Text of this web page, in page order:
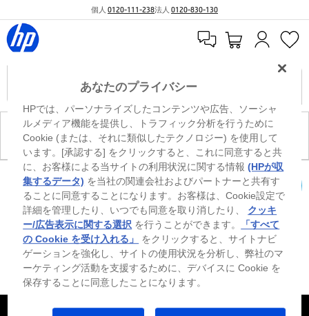
個人 0120-111-238法人 0120-830-130
現在、このカテゴリには商品がありません。
カートを確認
※ Windowsのすべてのエディションまたはバージョンで、すべての機能を使用でき
るわけではありません。Windowsの機能を最大限に活用するには、システムのハ
ードウェア、ドライバー、ソフトウェアのアップグレードおよび/または別途購
入、あるいはBIOSのアップデートが必要になる場合があります。Windowsは自動
的にアップデートされ、有効になります。高速インターネットとMicrosoftアカウ
ントが必要になります。ISPの料金が適用され、今後アップデートの際に要件が追
加される場合があります。http://www.windows.com 外部リンクアイコンをご覧く
ださい。
｜United States HP.com
あなたのプライバシー
HPでは、パーソナライズしたコンテンツや広告、ソーシャ
ルメディア機能を提供し、トラフィック分析を行うために
Cookie (または、それに類似したテクノロジー) を使用して
います。[承認する] をクリックすると、これに同意すると共
に、お客様による当サイトの利用状況に関する情報(HPが収
集するデータ) を当社の関連会社およびパートナーと共有す
ることに同意することになります。お客様は、Cookie設定で
詳細を管理したり、いつでも同意を取り消したり、 クッキ
ー/広告表示に関する選択 を行うことができます。
「すべて
の Cookie を受け入れる」
をクリックすると、サイトナビ
ゲーションを強化し、サイトの使用状況を分析し、弊社のマ
ーケティング活動を支援するために、デバイスに Cookie を
保存することに同意したことになります。